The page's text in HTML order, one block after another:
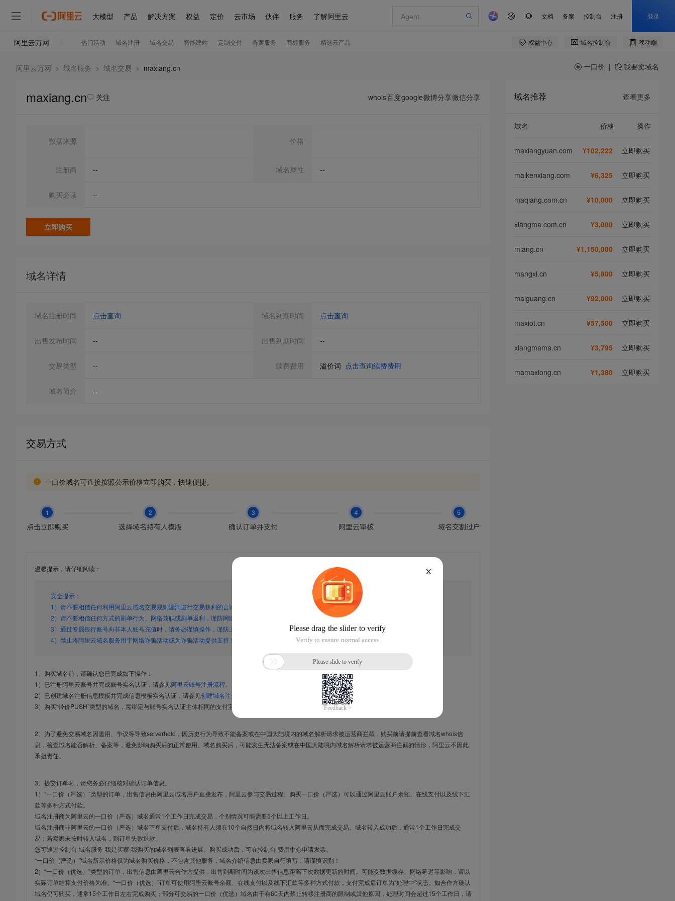
阿里云万网 > 域名服务 > 域名交易 > maxiang.cn 一口价 | 我要卖域名
maxiang.cn 关注 whois百度google微博分享微信分享
数据来源 价格
注册商 -- 域名属性 --
购买必读 --
立即购买
域名详情
域名注册时间 点击查询 域名到期时间 点击查询
出售发布时间 -- 出售到期时间 --
交易类型 -- 续费费用 溢价词 点击查询续费费用
域名简介 --
交易方式
一口价域名可直接按照公示价格立即购买，快速便捷。
温馨提示，请仔细阅读：
安全提示：
1）请不要相信任何利用阿里云域名交易规则漏洞进行交易获利的言论，谨防上当受骗！
2）请不要相信任何方式的刷单行为、网络兼职或刷单返利，谨防网络诈骗！
3）通过专属银行账号向非本人账号充值时，请务必谨慎操作，谨防上当受骗！
4）禁止将阿里云域名服务用于网络诈骗活动或为诈骗活动提供支持！
1、购买域名前，请确认您已完成如下操作：
1）已注册阿里云账号并完成账号实名认证，请参见阿里云账号注册流程
2）已创建域名注册信息模板并完成信息模板实名认证，请参见创建域名注册信息模板
3）购买“带价PUSH”类型的域名，需绑定与账号实名认证主体相同的支付宝，进入
完成绑定。
2、为了避免交易域名因滥用、争议等导致serverhold，因历史行为导致不能备案或在中国大陆境内的域名解析请求被运营商拦截，购买前请提前查看域名whois信
息，检查域名能否解析、备案等，避免影响购买后的正常使用。域名购买后，可能发生无法备案或在中国大陆境内域名解析请求被运营商拦截的情形，阿里云不因此
承担责任。
3、提交订单时，请您务必仔细核对确认订单信息。
1）“一口价（严选）”类型的订单，出售信息由阿里云域名用户直接发布，阿里云参与交易过程。购买一口价（严选）可以通过阿里云账户余额、在线支付以及线下汇
款等多种方式付款。
域名注册商为阿里云的一口价（严选）域名通常1个工作日完成交易，个别情况可能需要5个以上工作日。
域名注册商非阿里云的一口价（严选）域名下单支付后，域名持有人须在10个自然日内将域名转入阿里云从而完成交易。域名转入成功后，通常1个工作日完成交
易；若卖家未按时转入域名，则订单失败退款。
您可通过控制台-域名服务-我是买家-我购买的域名列表查看进展。购买成功后，可在控制台-费用中心申请发票。
“一口价（严选）”域名所示价格仅为域名购买价格，不包含其他服务，域名介绍信息由卖家自行填写，请谨慎识别！
2）“一口价（优选）”类型的订单，出售信息由阿里云合作方提供，出售到期时间为该次出售信息距离下次数据更新的时间。可能受数据缓存、网络延迟等影响，请以
实际订单结算支付价格为准。“一口价（优选）”订单可使用阿里云账号余额、在线支付以及线下汇款等多种方式付款，支付完成后订单为“处理中”状态。如合作方确认
域名仍可购买，通常15个工作日左右完成购买；部分可交易的一口价（优选）域名由于有60天内禁止转移注册商的限制或其他原因，处理时间会超过15个工作日，请
域名推荐 查看更多
域名 价格 操作
maxiangyuan.com ¥102,222 立即购买
maikenxiang.com ¥6,325 立即购买
maqiang.com.cn ¥10,000 立即购买
xiangma.com.cn ¥3,000 立即购买
miang.cn ¥1,150,000 立即购买
mangxi.cn ¥5,800 立即购买
maiguang.cn ¥92,000 立即购买
maxiot.cn ¥57,500 立即购买
xiangmama.cn ¥3,795 立即购买
mamaxiong.cn ¥1,380 立即购买
X